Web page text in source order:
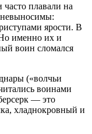
плавали на
невыносимы:
ярости. В
именно их и
воин сломался
(«волчьи
воинами
— это
хладнокровный и